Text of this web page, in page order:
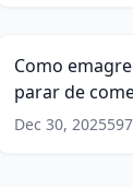
por
semana
sem
parar
Como
parar de
Dec 30, 2025